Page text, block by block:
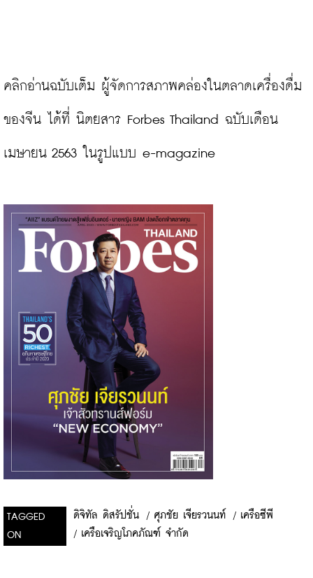
คลิกอ่านฉบับเต็ม ผู้จัดการสภาพคล่องในตลาดเครื่องดื่ม
ของจีน ได้ที่ นิตยสาร Forbes Thailand ฉบับเดือน
เมษายน 2563 ในรูปแบบ e-magazine
TAGGED
ON
ดิจิทัล ดิสรัปชั่น / ศุภชัย เจียรวนนท์ / เครือซีพี
/ เครือเจริญโภคภัณฑ์ จำกัด